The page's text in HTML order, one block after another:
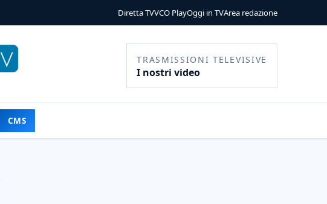
Diretta TVVCO PlayOggi in TVArea redazione
TRASMISSIONI TELEVISIVE
I nostri video
CMS